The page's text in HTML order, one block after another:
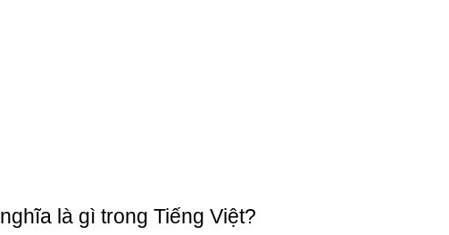
nghĩa là gì trong Tiếng Việt?